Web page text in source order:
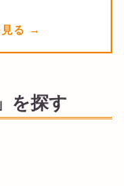
る
を探す